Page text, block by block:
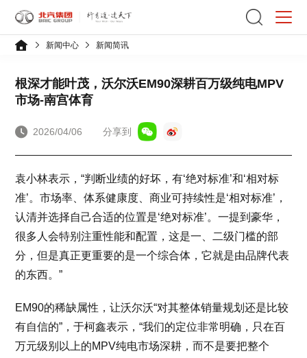
新闻中心 新闻简讯
根深才能叶茂，沃尔沃EM90深耕百万级纯电MPV
市场-南宫体育
2026/04/06 分享到
袁小林表示，“判断业绩的好坏，有‘绝对标准’和‘相对标
准’。市场率、体系健康度、商业可持续性是‘相对标准’，
认清并选择自己合适的位置是‘绝对标准’。一提到豪华，
很多人会特别注重性能和配置，这是一、二级门槛的部
分，但是真正更重要的是一个综合体，它就是由品牌代表
的东西。”
EM90的稀缺属性，让沃尔沃“对其整体销量规划还是比较
有自信的”，于柯鑫表示，“我们的定位非常明确，只在百
万元级别以上的MPV纯电市场深耕，而不是要把整个